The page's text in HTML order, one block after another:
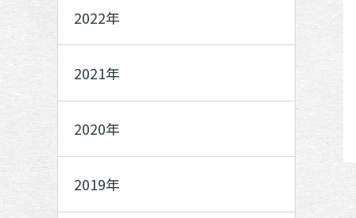
2022年
2021年
2020年
2019年